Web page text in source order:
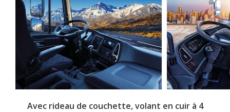
Avec rideau de couchette, volant en cuir à 4